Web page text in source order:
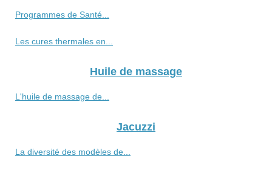
Programmes de Santé...
Les cures thermales en...
Huile de massage
L'huile de massage de...
Jacuzzi
La diversité des modèles de...